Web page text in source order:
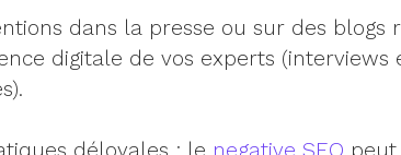
dans la presse ou sur des blogs
digitale de vos experts